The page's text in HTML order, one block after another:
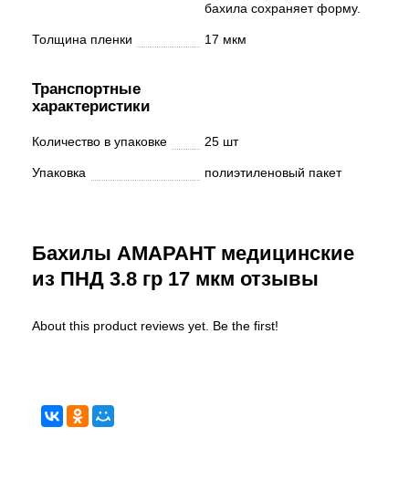
бахила сохраняет форму.
Толщина пленки 17 мкм
Транспортные
характеристики
Количество в упаковке 25 шт
Упаковка полиэтиленовый пакет
Бахилы АМАРАНТ медицинские
из ПНД 3.8 гр 17 мкм отзывы
About this product reviews yet. Be the first!